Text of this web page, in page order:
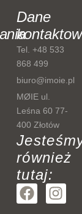
Dane
Tel. +48 533
868 499
biuro@imoie.pl
MØIE ul.
Leśna 60 77-
400 Złotów
również
tutaj:
F
a
I
n